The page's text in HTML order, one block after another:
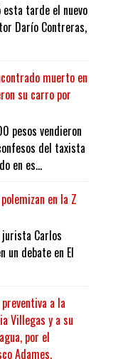
esta tarde el nuevo
Darío Contreras,
muerto en
su carro por
pesos vendieron
del taxista
en es...
en la Z
jurista Carlos
un debate en El
a la
Villegas y a su
por el
Adames.